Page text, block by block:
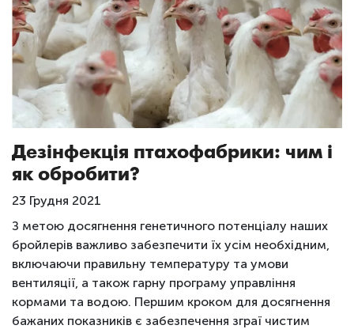
Дезінфекція птахофабрики: чим і
як обробити?
23 Грудня 2021
З метою досягнення генетичного потенціалу наших
бройлерів важливо забезпечити їх усім необхідним,
включаючи правильну температуру та умови
вентиляції, а також гарну програму управління
кормами та водою. Першим кроком для досягнення
бажаних показників є забезпечення зграї чистим